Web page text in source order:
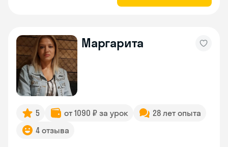
Маргарита
5 от 1090 ₽ за урок
28 лет опыта
4 отзыва